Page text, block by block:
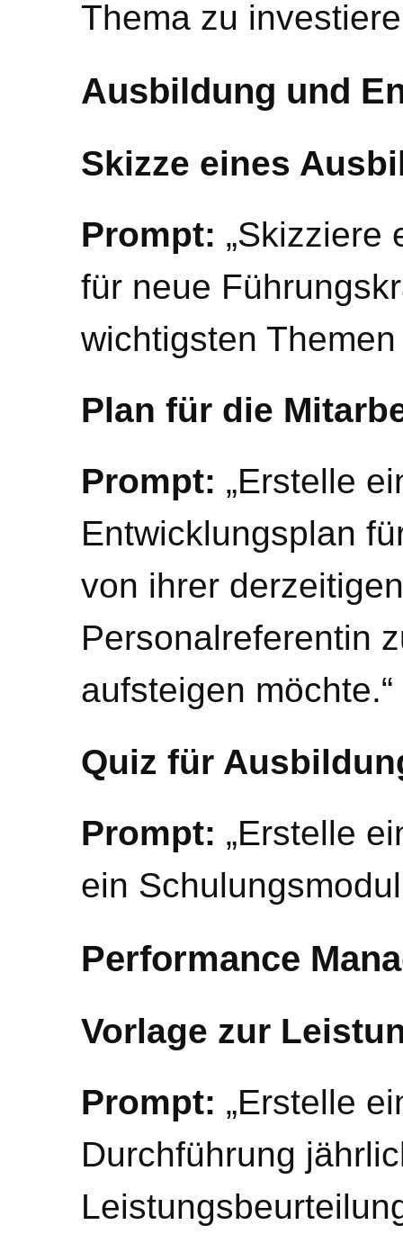
Thema zu
Ausbildung und
Skizze eines
Prompt: „Skizziere
für neue
wichtigsten
Plan für die
Prompt: „Erstelle
Entwicklungsplan
von ihrer
Personalreferentin
aufsteigen möchte.“
Quiz für
Prompt: „Erstelle
ein
Performance
Vorlage zur
Prompt: „Erstelle
Durchführung